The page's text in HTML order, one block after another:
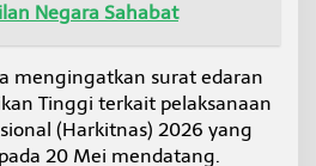
Negara Sahabat
mengingatkan surat edaran
Tinggi terkait pelaksanaan
(Harkitnas) 2026 yang
20 Mei mendatang.